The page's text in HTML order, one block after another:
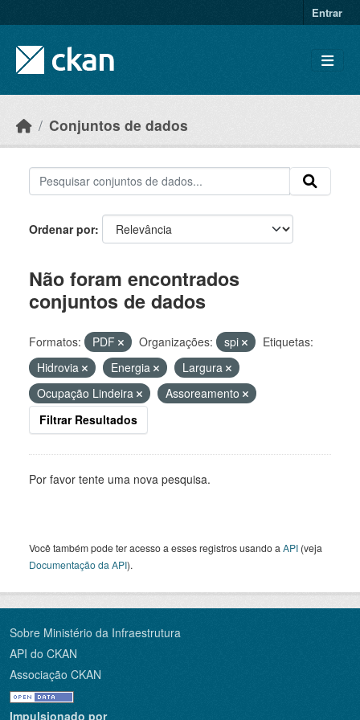
Entrar
Conjuntos de dados
Ordenar por
Não foram encontrados
conjuntos de dados
Formatos: PDF Organizações: spi
Etiquetas:
Hidrovia
Energia
Largura
Ocupação Lindeira
Assoreamento
Filtrar Resultados
Por favor tente uma nova pesquisa.
Você também pode ter acesso a esses registros usando a API (veja
Documentação da API).
Sobre Ministério da Infraestrutura
API do CKAN
Associação CKAN
Impulsionado por